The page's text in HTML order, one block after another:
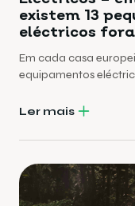
existem 13
eléctricos fora
Em cada casa
equipamentos
mas, simplesmente,
Ler mais